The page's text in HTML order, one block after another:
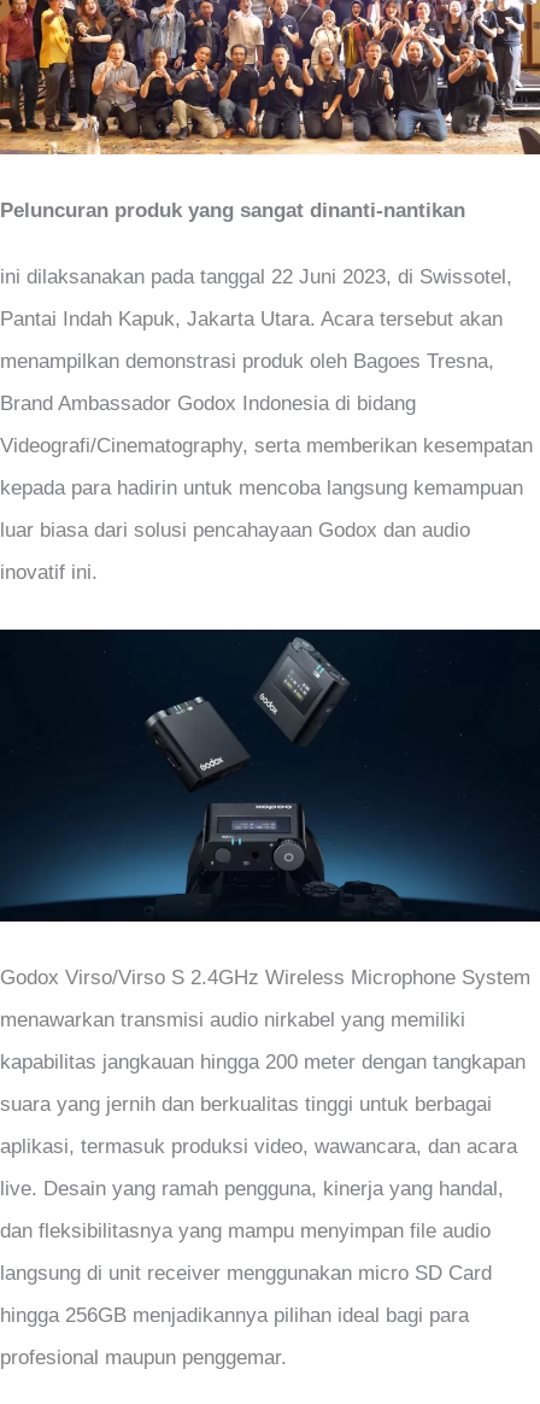
Peluncuran produk yang sangat dinanti-nantikan
ini dilaksanakan pada tanggal 22 Juni 2023, di Swissotel,
Pantai Indah Kapuk, Jakarta Utara. Acara tersebut akan
menampilkan demonstrasi produk oleh Bagoes Tresna,
Brand Ambassador Godox Indonesia di bidang
Videografi/Cinematography, serta memberikan kesempatan
kepada para hadirin untuk mencoba langsung kemampuan
luar biasa dari solusi pencahayaan Godox dan audio
inovatif ini.
Godox Virso/Virso S 2.4GHz Wireless Microphone System
menawarkan transmisi audio nirkabel yang memiliki
kapabilitas jangkauan hingga 200 meter dengan tangkapan
suara yang jernih dan berkualitas tinggi untuk berbagai
aplikasi, termasuk produksi video, wawancara, dan acara
live. Desain yang ramah pengguna, kinerja yang handal,
dan fleksibilitasnya yang mampu menyimpan file audio
langsung di unit receiver menggunakan micro SD Card
hingga 256GB menjadikannya pilihan ideal bagi para
profesional maupun penggemar.